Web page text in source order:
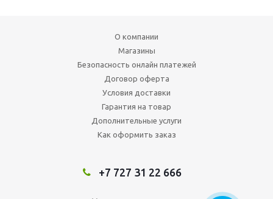
О компании
Магазины
Безопасность онлайн платежей
Договор оферта
Условия доставки
Гарантия на товар
Дополнительные услуги
Как оформить заказ
+7 727 31 22 666